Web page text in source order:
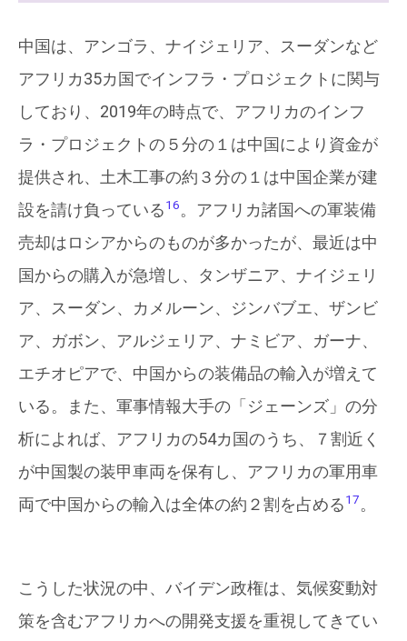
中国は、アンゴラ、ナイジェリア、スーダンなど
アフリカ35カ国でインフラ・プロジェクトに関与
しており、2019年の時点で、アフリカのインフ
ラ・プロジェクトの５分の１は中国により資金が
提供され、土木工事の約３分の１は中国企業が建
設を請け負っている16。アフリカ諸国への軍装備
売却はロシアからのものが多かったが、最近は中
国からの購入が急増し、タンザニア、ナイジェリ
ア、スーダン、カメルーン、ジンバブエ、ザンビ
ア、ガボン、アルジェリア、ナミビア、ガーナ、
エチオピアで、中国からの装備品の輸入が増えて
いる。また、軍事情報大手の「ジェーンズ」の分
析によれば、アフリカの54カ国のうち、７割近く
が中国製の装甲車両を保有し、アフリカの軍用車
両で中国からの輸入は全体の約２割を占める17。
こうした状況の中、バイデン政権は、気候変動対
策を含むアフリカへの開発支援を重視してきてい